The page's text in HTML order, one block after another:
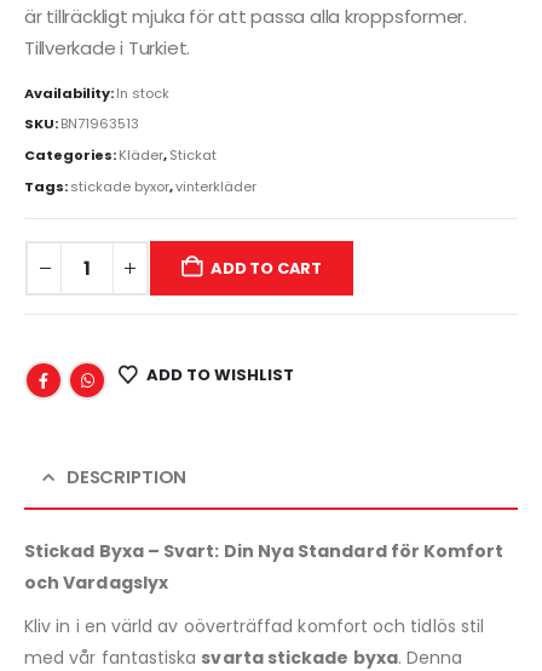
är tillräckligt mjuka för att passa alla kroppsformer.
Tillverkade i Turkiet.
Availability:In stock
SKU:BN71963513
Categories:Kläder,Stickat
Tags:stickade byxor,vinterkläder
ADD TO CART
ADD TO WISHLIST
DESCRIPTION
Stickad Byxa – Svart: Din Nya Standard för Komfort
och Vardagslyx
Kliv in i en värld av oöverträffad komfort och tidlös stil
med vår fantastiska svarta stickade byxa. Denna